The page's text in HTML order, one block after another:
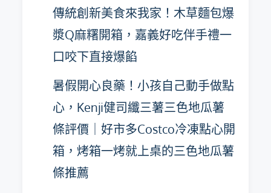
傳統創新美食來我家！木草麵包爆
漿Q麻糬開箱，嘉義好吃伴手禮一
口咬下直接爆餡
暑假開心良藥！小孩自己動手做點
心，Kenji健司纖三薯三色地瓜薯
條評價｜好市多Costco冷凍點心開
箱，烤箱一烤就上桌的三色地瓜薯
條推薦